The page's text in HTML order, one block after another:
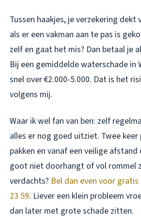
Tussen haakjes, je verzekering dekt
als er een vakman aan te pas is
zelf en gaat het mis? Dan betaal je
Bij een gemiddelde waterschade in
snel over €2.000-5.000. Dat is het
volgens mij.
Waar ik wel fan van ben: zelf
alles er nog goed uitziet. Twee
pakken en vanaf een veilige afstand
goot niet doorhangt of vol rommel
verdachts? Bel dan even voor
23 59. Liever een klein probleem
dan later met grote schade zitten.